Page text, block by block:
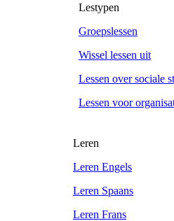
Lestypen
Groepslessen
Wissel lessen uit
Lessen over sociale
Lessen voor
Leren
Leren Engels
Leren Spaans
Leren Frans